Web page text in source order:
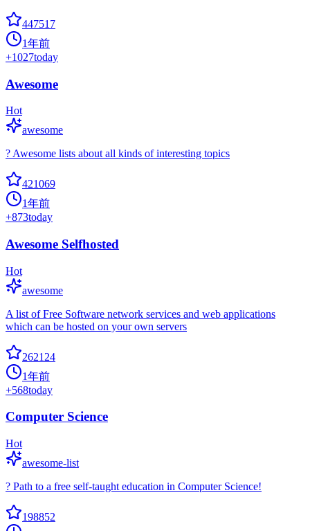
447517
1年前
+1027today
Awesome
Hot
awesome
? Awesome lists about all kinds of interesting topics
421069
1年前
+873today
Awesome Selfhosted
Hot
awesome
A list of Free Software network services and web applications
which can be hosted on your own servers
262124
1年前
+568today
Computer Science
Hot
awesome-list
? Path to a free self-taught education in Computer Science!
198852